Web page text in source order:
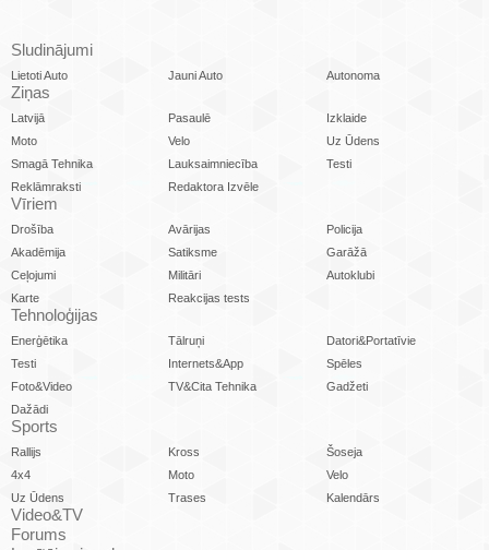
Sludinājumi
Lietoti Auto Jauni Auto Autonoma
Ziņas
Latvijā Pasaulē
Izklaide
Moto
Velo
Uz Ūdens
Smagā Tehnika
Lauksaimniecība
Testi
Reklāmraksti
Redaktora Izvēle
Vīriem
Drošība Avārijas
Policija
Akadēmija
Satiksme
Garāžā
Ceļojumi
Militāri
Autoklubi
Karte
Reakcijas tests
Tehnoloģijas
Enerģētika Tālruņi
Datori&Portatīvie
Testi
Internets&App
Spēles
Foto&Video
TV&Cita Tehnika
Gadžeti
Dažādi
Sports
Rallijs Kross
Šoseja
4x4
Moto
Velo
Uz Ūdens
Trases Kalendārs
Video&TV
Forums